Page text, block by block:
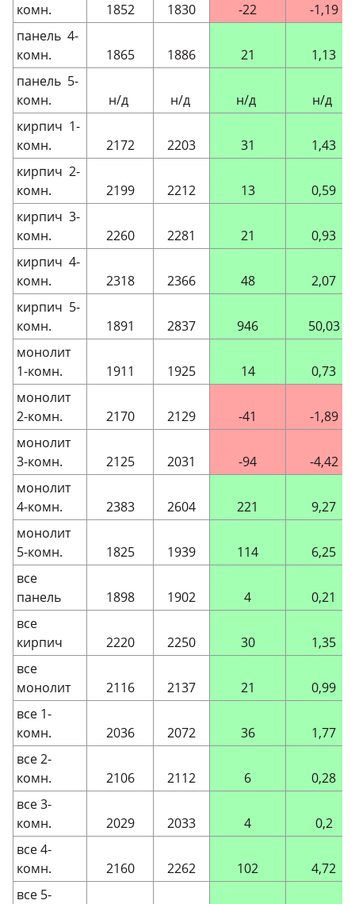
комн.
1852 1830 -22
-1,19
панель 4-
комн.
1865 1886 21
1,13
панель 5-
комн.
н/д н/д н/д
н/д
кирпич 1-
комн.
2172 2203 31
1,43
кирпич 2-
комн.
2199 2212 13
0,59
кирпич 3-
комн.
2260 2281 21
0,93
кирпич 4-
комн.
2318 2366 48
2,07
кирпич 5-
комн.
1891 2837 946
50,03
монолит
1-комн.
1911 1925 14
0,73
монолит
2-комн.
2170 2129 -41
-1,89
монолит
3-комн.
2125 2031 -94
-4,42
монолит
4-комн.
2383 2604 221
9,27
монолит
5-комн.
1825 1939 114
6,25
все
панель
1898 1902 4
0,21
все
кирпич
2220 2250 30
1,35
все
монолит
2116 2137 21
0,99
все 1-
комн.
2036 2072 36
1,77
все 2-
комн.
2106 2112 6
0,28
все 3-
комн.
2029 2033 4
0,2
все 4-
комн.
2160 2262 102
4,72
все 5-